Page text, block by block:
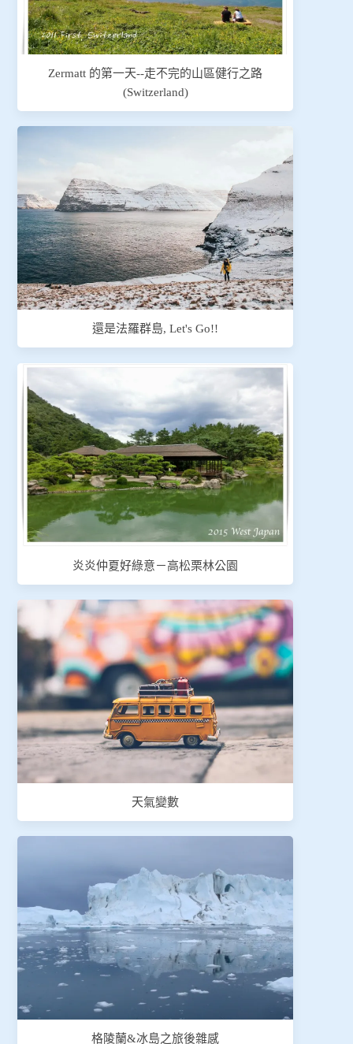
Zermatt 的第一天--走不完的山區健行之路
(Switzerland)
還是法羅群島, Let's Go!!
炎炎仲夏好綠意－高松栗林公園
天氣變數
格陵蘭&冰島之旅後雜感